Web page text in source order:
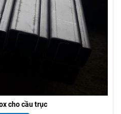
cho cầu trục